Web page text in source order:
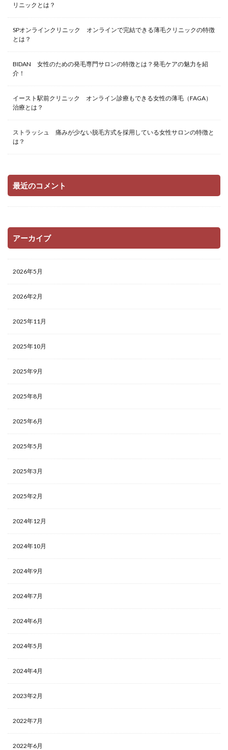
リニックとは？
SPオンラインクリニック オンラインで完結できる薄毛クリニックの特徴
とは？
BIDAN 女性のための発毛専門サロンの特徴とは？発毛ケアの魅力を紹
介！
イースト駅前クリニック オンライン診療もできる女性の薄毛（FAGA）
治療とは？
ストラッシュ 痛みが少ない脱毛方式を採用している女性サロンの特徴と
は？
最近のコメント
アーカイブ
2026年5月
2026年2月
2025年11月
2025年10月
2025年9月
2025年8月
2025年6月
2025年5月
2025年3月
2025年2月
2024年12月
2024年10月
2024年9月
2024年7月
2024年6月
2024年5月
2024年4月
2023年2月
2022年7月
2022年6月